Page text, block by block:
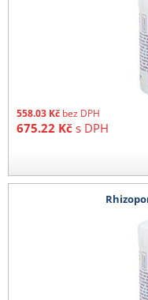
558.03 Kč bez DPH
675.22 Kč s DPH